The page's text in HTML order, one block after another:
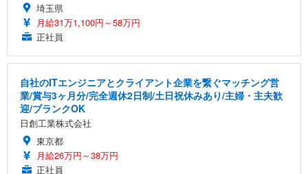
埼玉県
月給31万1,100円～58万円
正社員
自社のITエンジニアとクライアント企業を繋ぐマッチング営
業/賞与3ヶ月分/完全週休2日制/土日祝休みあり/主婦・主夫歓
迎/ブランクOK
日創工業株式会社
東京都
月給26万円～38万円
正社員